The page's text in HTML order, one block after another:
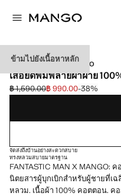
ข้ามไปยังเนื้อหาหลัก
FANTASTIC MAN X MANGO
เสื้อยืดพิมพ์ลายผ้าฝ้าย
ลดราคาเริ่มต้น [฿ 1,590.00 ]
฿ 1,590.00
ราคาปัจจุบัน [฿ 990.00 ]
฿ 990.00-38%
เลือกสี
จัดส่งถึงบ้านอย่างสะดวกสบาย
ทรงหลวมสบายมาตรฐาน
FANTASTIC MAN X MANGO:
นิตยสารผู้บุกเบิกสำหรับผู้ชายที่เ
หลวม. เนื้อผ้า 100% คอตตอน.